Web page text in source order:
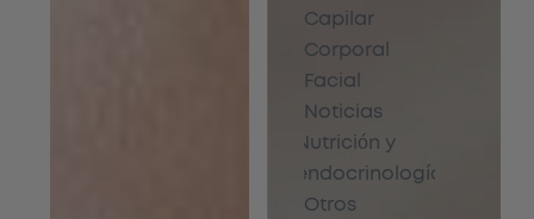
Capilar
Corporal
Facial
Noticias
Nutrición y
endocrinología
Otros